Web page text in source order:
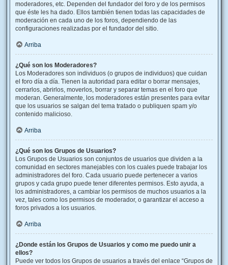
moderadores, etc. Dependen del fundador del foro y de los permisos
que éste les ha dado. Ellos también tienen todas las capacidades de
moderación en cada uno de los foros, dependiendo de las
configuraciones realizadas por el fundador del sitio.
Arriba
¿Qué son los Moderadores?
Los Moderadores son individuos (o grupos de individuos) que cuidan
el foro día a día. Tienen la autoridad para editar o borrar mensajes,
cerrarlos, abrirlos, moverlos, borrar y separar temas en el foro que
moderan. Generalmente, los moderadores están presentes para evitar
que los usuarios se salgan del tema tratado o publiquen spam y/o
contenido malicioso.
Arriba
¿Qué son los Grupos de Usuarios?
Los Grupos de Usuarios son conjuntos de usuarios que dividen a la
comunidad en sectores manejables con los cuales puede trabajar los
administradores del foro. Cada usuario puede pertenecer a varios
grupos y cada grupo puede tener diferentes permisos. Esto ayuda, a
los administradores, a cambiar los permisos de muchos usuarios a la
vez, tales como los permisos de moderador, o garantizar el acceso a
foros privados a los usuarios.
Arriba
¿Donde están los Grupos de Usuarios y como me puedo unir a
ellos?
Puede ver todos los Grupos de usuarios a través del enlace “Grupos de